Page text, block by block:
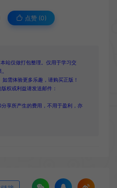
点赞 (0)
站仅做打包整理。仅用于学习交
需体验更多乐趣，请购买正版！
权或利益请发送邮件：
享所产生的费用，不用于盈利，亦